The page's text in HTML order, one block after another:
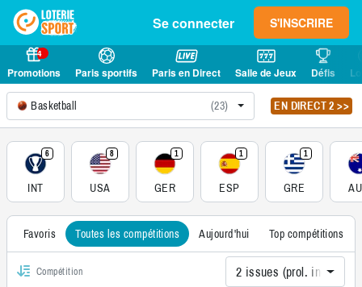
Se connecter S'INSCRIRE
4
Promotions Paris sportifs Paris en Direct Salle de Jeux Défis
Basketball (23) EN DIRECT 2 >>
6
INT
8
USA
1
GER
1
ESP
1
GRE
Favoris Toutes les compétitions Aujourd'hui Top compétitions
Compétition 2 issues (prol. incl.)